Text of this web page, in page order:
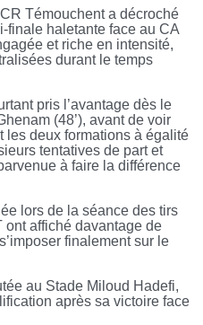
Témouchent a décroché
finale haletante face au CA
et riche en intensité,
durant le temps
pris l’avantage dès le
(48’), avant de voir
les deux formations à égalité
tentatives de part et
à faire la différence
lors de la séance des tirs
ont affiché davantage de
finalement sur le
au Stade Miloud Hadefi,
après sa victoire face